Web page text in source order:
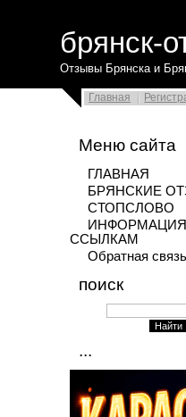
брянск-
Отзывы Брянска и
Главная
Меню сайта
ГЛАВНАЯ
БРЯНСКИЕ
СТОПСЛОВО
ССЫЛКАМ
Обратная связь
поиск
...